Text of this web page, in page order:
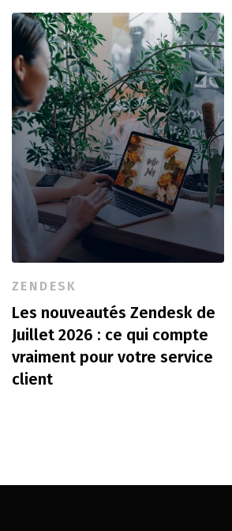
ZENDESK
Les nouveautés Zendesk de
Juillet 2026 : ce qui compte
vraiment pour votre service
client